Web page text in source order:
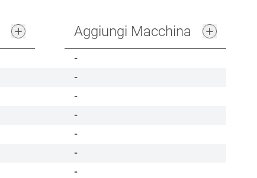
Aggiungi Macchina
-
-
-
-
-
-
-